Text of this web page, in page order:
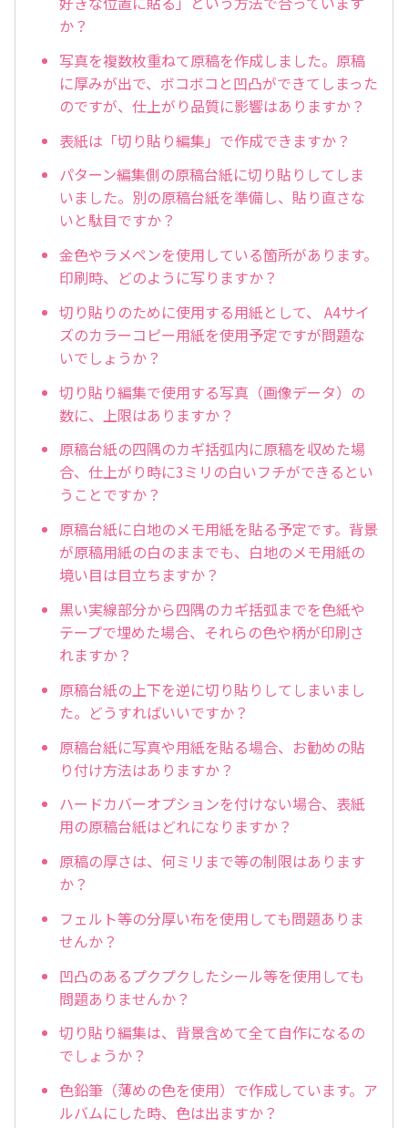
か？
写真を複数枚重ねて原稿を作成しました。原稿
に厚みが出で、ボコボコと凹凸ができてしまった
のですが、仕上がり品質に影響はありますか？
表紙は「切り貼り編集」で作成できますか？
パターン編集側の原稿台紙に切り貼りしてしま
いました。別の原稿台紙を準備し、貼り直さな
いと駄目ですか？
金色やラメペンを使用している箇所があります。
印刷時、どのように写りますか？
切り貼りのために使用する用紙として、 A4サイ
ズのカラーコピー用紙を使用予定ですが問題な
いでしょうか？
切り貼り編集で使用する写真（画像データ）の
数に、上限はありますか？
原稿台紙の四隅のカギ括弧内に原稿を収めた場
合、仕上がり時に3ミリの白いフチができるとい
うことですか？
原稿台紙に白地のメモ用紙を貼る予定です。背景
が原稿用紙の白のままでも、白地のメモ用紙の
境い目は目立ちますか？
黒い実線部分から四隅のカギ括弧までを色紙や
テープで埋めた場合、それらの色や柄が印刷さ
れますか？
原稿台紙の上下を逆に切り貼りしてしまいまし
た。どうすればいいですか？
原稿台紙に写真や用紙を貼る場合、お勧めの貼
り付け方法はありますか？
ハードカバーオプションを付けない場合、表紙
用の原稿台紙はどれになりますか？
原稿の厚さは、何ミリまで等の制限はあります
か？
フェルト等の分厚い布を使用しても問題ありま
せんか？
凹凸のあるプクプクしたシール等を使用しても
問題ありませんか？
切り貼り編集は、背景含めて全て自作になるの
でしょうか？
色鉛筆（薄めの色を使用）で作成しています。ア
ルバムにした時、色は出ますか？